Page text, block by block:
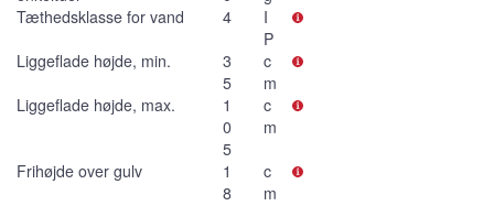
Tæthedsklasse for vand
4
I
P
Liggeflade højde, min.
3
5
c
m
Liggeflade højde, max.
1
0
5
c
m
Frihøjde over gulv
1
8
c
m